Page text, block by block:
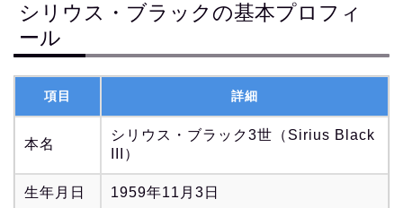
シリウス・ブラックの基本プロフィ
ール
項目 詳細
本名
シリウス・ブラック3世（Sirius Black
III）
生年月日 1959年11月3日